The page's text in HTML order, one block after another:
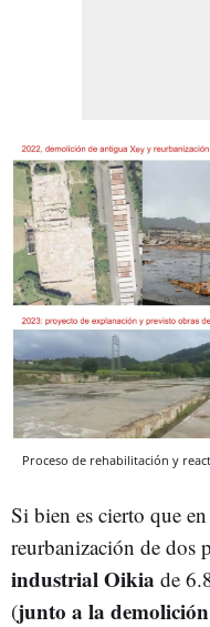
Proceso de rehabilitación y
Si bien es cierto que
reurbanización de dos
industrial Oikia de
(junto a la